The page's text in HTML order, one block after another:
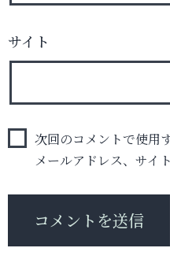
サイト
次回のコメントで使用
メールアドレス、サイ